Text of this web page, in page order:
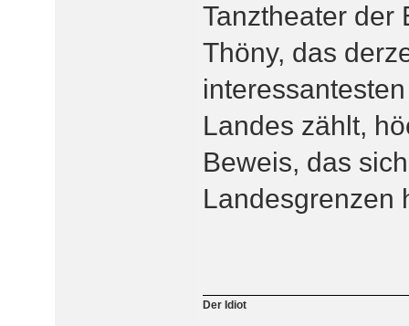
Tanztheater der
Thöny, das
Landes zählt,
Beweis, das
Landesgrenzen
Der Idiot